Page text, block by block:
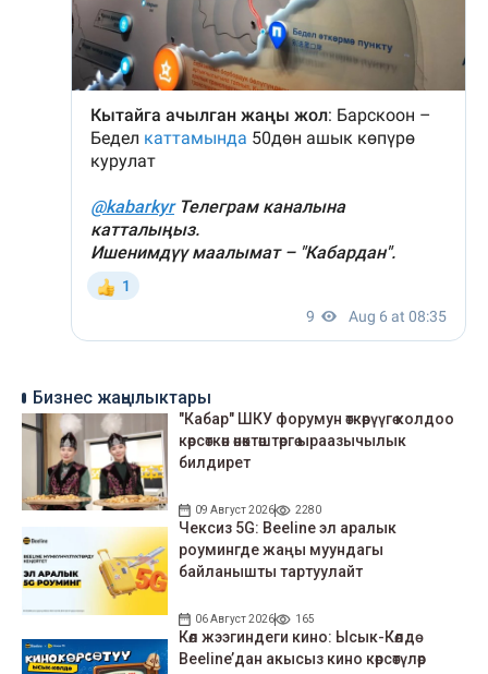
Бизнес жаңылыктары
"Кабар" ШКУ форумун өткөрүүгө колдоо
көрсөткөн өнөктөштөргө ыраазычылык
билдирет
09 Август 2026 2280
Чексиз 5G: Beeline эл аралык
роумингде жаңы муундагы
байланышты тартуулайт
06 Август 2026 165
Көл жээгиндеги кино: Ысык-Көлдө
Beeline’дан акысыз кино көрсөтүлөр